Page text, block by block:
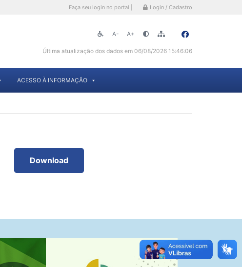
Faça seu login no portal | Login / Cadastro
A- A+
Última atualização dos dados em 06/08/2026 15:46:06
ACESSO À INFORMAÇÃO
Download